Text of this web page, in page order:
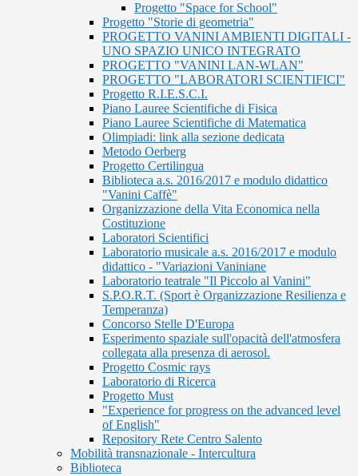
Progetto "Space for School"
Progetto "Storie di geometria"
PROGETTO VANINI AMBIENTI DIGITALI -
UNO SPAZIO UNICO INTEGRATO
PROGETTO "VANINI LAN-WLAN"
PROGETTO "LABORATORI SCIENTIFICI"
Progetto R.I.E.S.C.I.
Piano Lauree Scientifiche di Fisica
Piano Lauree Scientifiche di Matematica
Olimpiadi: link alla sezione dedicata
Metodo Oerberg
Progetto Certilingua
Biblioteca a.s. 2016/2017 e modulo didattico
"Vanini Caffè"
Organizzazione della Vita Economica nella
Costituzione
Laboratori Scientifici
Laboratorio musicale a.s. 2016/2017 e modulo
didattico - "Variazioni Vaniniane
Laboratorio teatrale "Il Piccolo al Vanini"
S.P.O.R.T. (Sport è Organizzazione Resilienza e
Temperanza)
Concorso Stelle D'Europa
Esperimento spaziale sull'opacità dell'atmosfera
collegata alla presenza di aerosol.
Progetto Cosmic rays
Laboratorio di Ricerca
Progetto Must
"Experience for progress on the advanced level
of English"
Repository Rete Centro Salento
Mobilità transnazionale - Intercultura
Biblioteca